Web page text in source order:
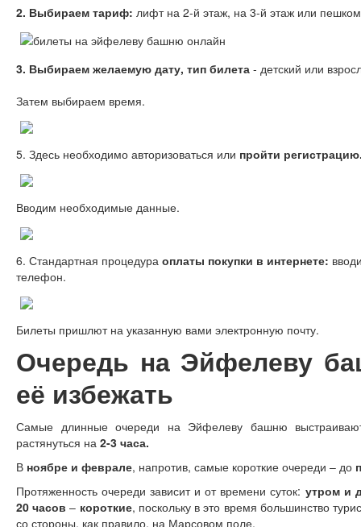
2. Выбираем тариф: лифт на 2-й этаж, на 3-й этаж или
3. Выбираем желаемую дату, тип билета - детский или
Затем выбираем время.
5. Здесь необходимо авторизоваться или пройти
Вводим необходимые данные.
6. Стандартная процедура оплаты покупки в интернете:
телефон.
Билеты пришлют на указанную вами электронную почту.
Очередь на Эйфелеву
её избежать
Самые длинные очереди на Эйфелеву башню
растянуться на 2-3 часа.
В ноябре и феврале, напротив, самые короткие очереди – до
Протяженность очереди зависит и от времени суток: утром и
20 часов – короткие, поскольку в это время большинство
со стороны, как правило, на Марсовом поле.